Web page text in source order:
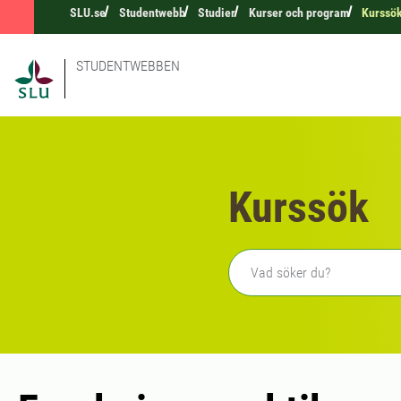
SLU.se Studentwebb Studier Kurser och program
STUDENTWEBBEN
Kurssök
Fritext sökning